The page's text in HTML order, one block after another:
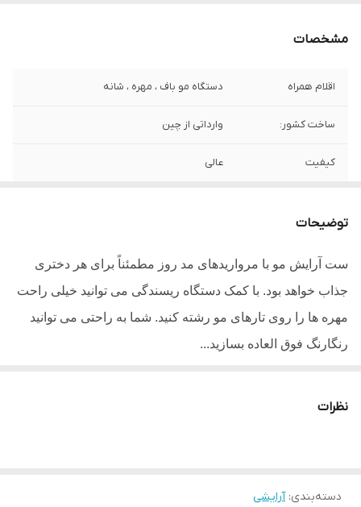
مشخصات
اقلام همراه دستگاه مو باف ، مهره ، شانه
ساخت کشور: وارداتی از چین
کیفیت عالی
توضیحات
ست آرایش مو با مرواریدهای مد روز مطمئناً برای هر دختری
جذاب خواهد بود. با کمک دستگاه ریسندگی می توانید خیلی راحت
مهره ها را روی تارهای مو رشته کنید. شما به راحتی می توانید
رنگارنگ فوق العاده بسازید...
نظرات
دسته‌بندی:آرایشی